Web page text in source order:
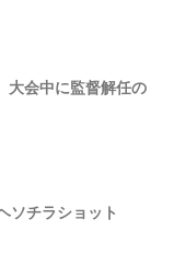
大会中に監督解任の
ソチラショット